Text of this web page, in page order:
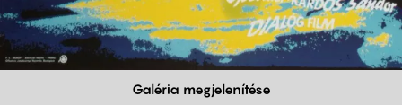
Galéria megjelenítése